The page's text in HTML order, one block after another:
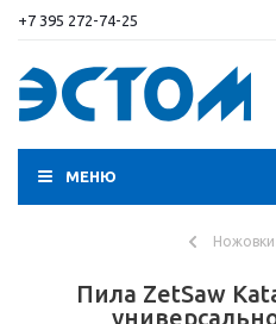
+7 395 272-74-25
МЕНЮ
Ножовки
Пила ZetSaw